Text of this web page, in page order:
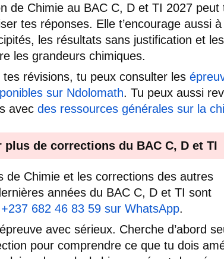
de Chimie au BAC C, D et TI 2027 peut
tes réponses. Elle t’encourage aussi
les résultats sans justification et les
les grandeurs chimiques.
tes révisions, tu peux consulter les
sur Ndolomath. Tu peux aussi
avec des ressources générales sur la
plus de corrections du BAC C, D et TI
de Chimie et les corrections des autres
années du BAC C, D et TI sont
+237 682 46 83 59 sur WhatsApp.
avec sérieux. Cherche d’abord
pour comprendre ce que tu dois